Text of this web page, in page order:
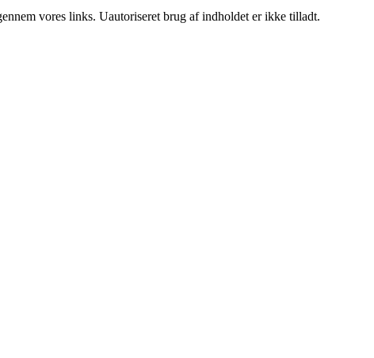
vores links. Uautoriseret brug af indholdet er ikke tilladt.